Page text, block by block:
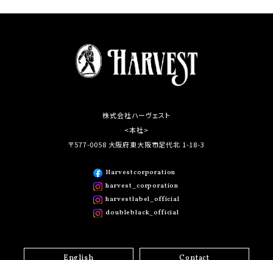
株式会社ハーヴェスト
<本社>
〒577-0058 大阪府東大阪市足代北 1-18-3
Harvestcorporation
harvest_corporation
harvestlabel_official
doubleblack_official